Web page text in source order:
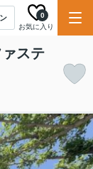
お気に入り
0
ステ